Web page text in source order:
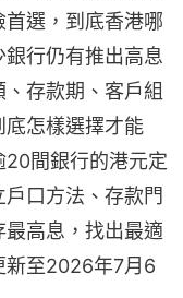
選，到底香港哪
行仍有推出高息
存款期、客戶組
怎樣選擇才能
20間銀行的港元定
口方法、存款門
高息，找出最適
新至2026年7月6